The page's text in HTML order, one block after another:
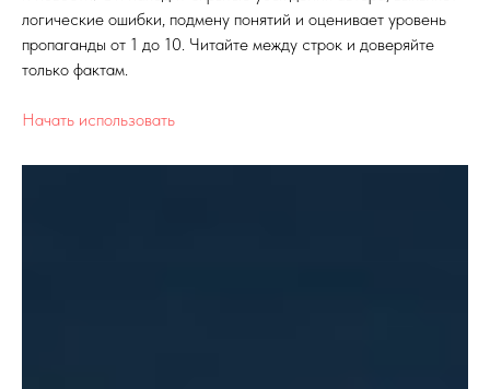
логические ошибки, подмену понятий и оценивает уровень
пропаганды от 1 до 10. Читайте между строк и доверяйте
только фактам.
Начать использовать